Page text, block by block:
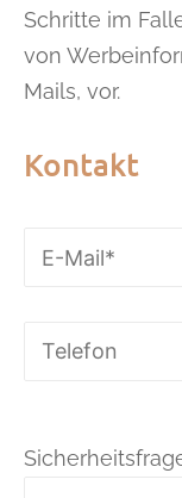
Schritte im
von
Mails, vor.
Kontakt